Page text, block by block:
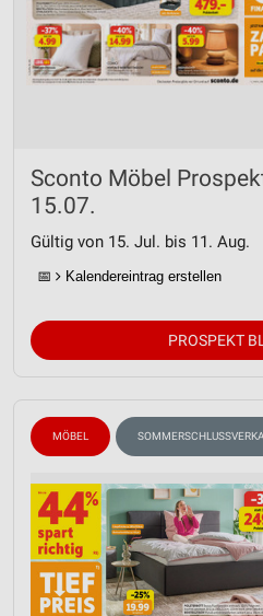
Sconto Möbel
15.07.
Gültig von 15. Jul. bis 11. Aug.
📅 Kalendereintrag erstellen
PROSPEKT
MÖBEL